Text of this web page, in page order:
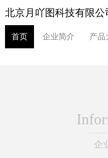
北京月吖图科技有限公
首页 企业简介 产品
企